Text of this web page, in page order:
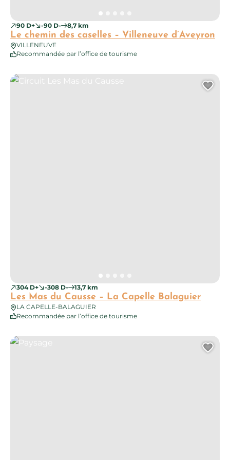
90 D+ -90 D- 8,7 km
Le chemin des caselles – Villeneuve d’Aveyron
VILLENEUVE
Recommandée par l’office de tourisme
304 D+ -308 D- 13,7 km
Les Mas du Causse – La Capelle Balaguier
LA CAPELLE-BALAGUIER
Recommandée par l’office de tourisme
Circuit Les Mas du Causse
Paysage